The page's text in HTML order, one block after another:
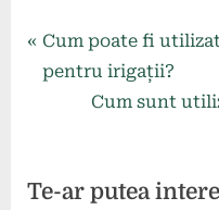
Navigare
în
P
r
o
Cum poate fi
pentru irigații?
N
t
Cum sunt
Te-ar putea